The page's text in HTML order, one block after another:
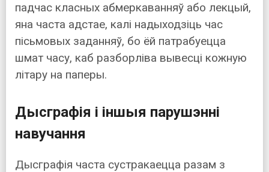
падчас класных абмеркаванняў або лекцый,
яна часта адстае, калі надыходзіць час
пісьмовых заданняў, бо ёй патрабуецца
шмат часу, каб разборліва вывесці кожную
літару на паперы.
Дысграфія і іншыя парушэнні
навучання
Дысграфія часта сустракаецца разам з